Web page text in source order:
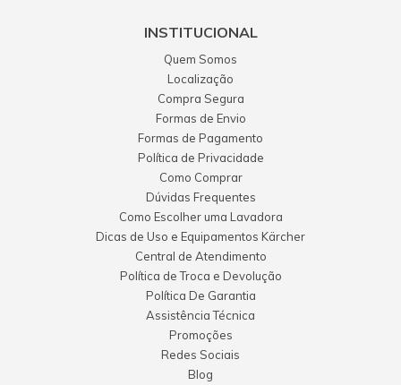
INSTITUCIONAL
Quem Somos
Localização
Compra Segura
Formas de Envio
Formas de Pagamento
Política de Privacidade
Como Comprar
Dúvidas Frequentes
Como Escolher uma Lavadora
Dicas de Uso e Equipamentos Kärcher
Central de Atendimento
Política de Troca e Devolução
Política De Garantia
Assistência Técnica
Promoções
Redes Sociais
Blog